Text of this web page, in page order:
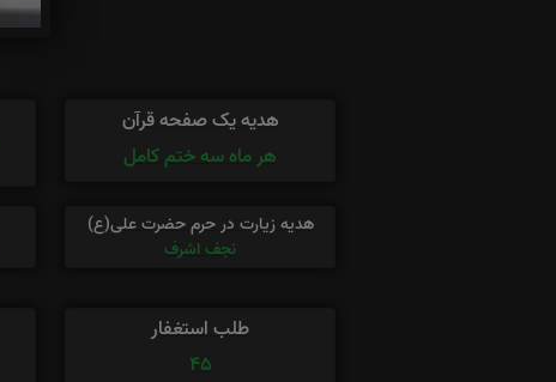
هدیه یک صفحه قرآن
هر ماه سه ختم کامل
هدیه زیارت در حرم حضرت علی(ع)
نجف اشرف
طلب استغفار
45